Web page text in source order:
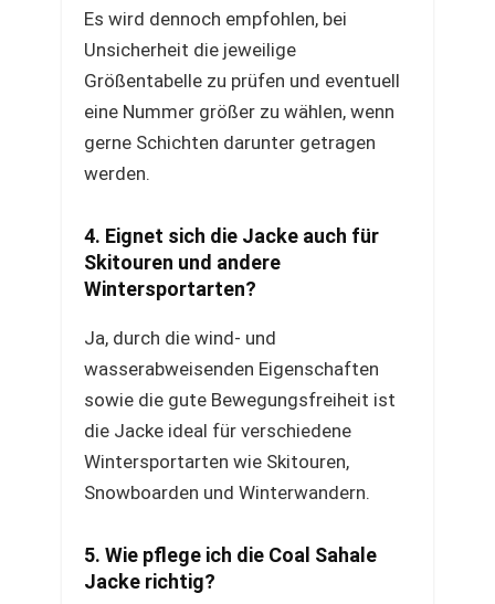
Es wird dennoch empfohlen, bei
Unsicherheit die jeweilige
Größentabelle zu prüfen und eventuell
eine Nummer größer zu wählen, wenn
gerne Schichten darunter getragen
werden.
4. Eignet sich die Jacke auch für
Skitouren und andere
Wintersportarten?
Ja, durch die wind- und
wasserabweisenden Eigenschaften
sowie die gute Bewegungsfreiheit ist
die Jacke ideal für verschiedene
Wintersportarten wie Skitouren,
Snowboarden und Winterwandern.
5. Wie pflege ich die Coal Sahale
Jacke richtig?